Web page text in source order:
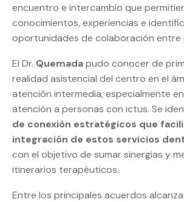
encuentro e intercambio que
conocimientos, experiencias e
oportunidades de colaboración entre
El Dr. Quemadapudo conocer de
realidad asistencial del centro en el
atención intermedia, especialmente
atención a personas con ictus. Se
de conexión estratégicos que
integración de estos servicios
con el objetivo de sumar sinergias y
itinerarios terapéuticos.
Entre los principales acuerdos